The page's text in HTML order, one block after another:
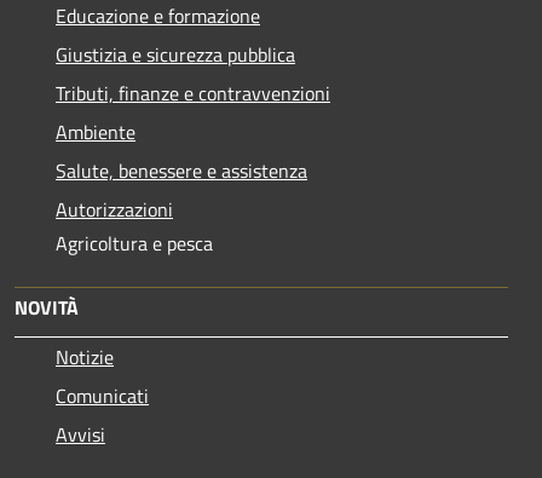
Educazione e formazione
Giustizia e sicurezza pubblica
Tributi, finanze e contravvenzioni
Ambiente
Salute, benessere e assistenza
Autorizzazioni
Agricoltura e pesca
NOVITÀ
Notizie
Comunicati
Avvisi